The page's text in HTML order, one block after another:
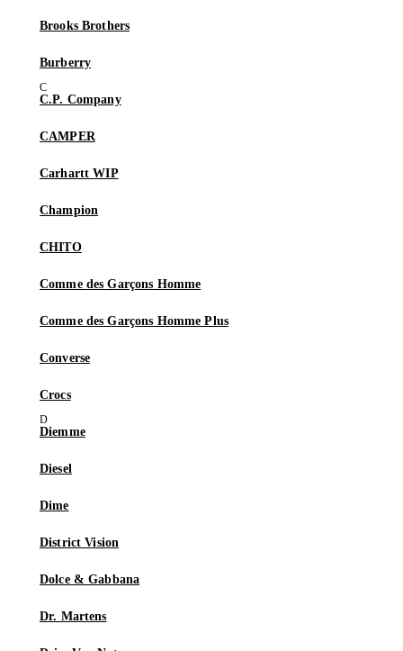
Brooks Brothers
Burberry
C.P. Company
CAMPER
Carhartt WIP
Champion
CHITO
Comme des Garçons Homme
Comme des Garçons Homme Plus
Converse
Crocs
Diemme
Diesel
Dime
District Vision
Dolce & Gabbana
Dr. Martens